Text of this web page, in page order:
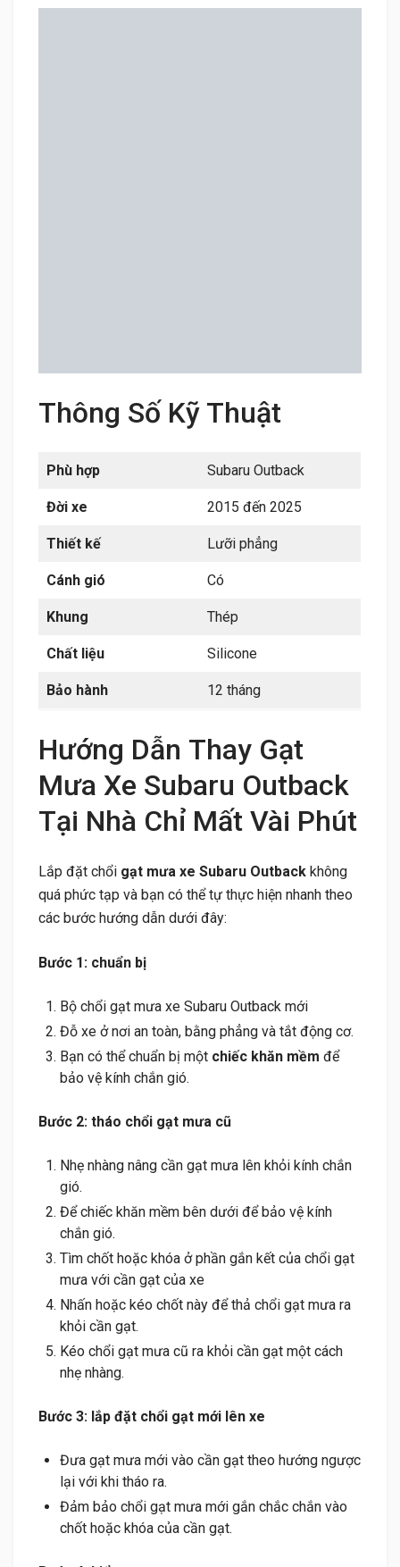
Thông Số Kỹ Thuật
Phù hợp Subaru Outback
Đời xe 2015 đến 2025
Thiết kế Lưỡi phẳng
Cánh gió Có
Khung Thép
Chất liệu Silicone
Bảo hành 12 tháng
Hướng Dẫn Thay Gạt
Mưa Xe Subaru Outback
Tại Nhà Chỉ Mất Vài Phút
Lắp đặt chổi gạt mưa xe Subaru Outback không
quá phức tạp và bạn có thể tự thực hiện nhanh theo
các bước hướng dẫn dưới đây:
Bước 1: chuẩn bị
Bộ chổi gạt mưa xe Subaru Outback mới
Đỗ xe ở nơi an toàn, bằng phẳng và tắt động cơ.
Bạn có thể chuẩn bị một chiếc khăn mềm để
bảo vệ kính chắn gió.
Bước 2: tháo chổi gạt mưa cũ
Nhẹ nhàng nâng cần gạt mưa lên khỏi kính chắn
gió.
Để chiếc khăn mềm bên dưới để bảo vệ kính
chắn gió.
Tìm chốt hoặc khóa ở phần gắn kết của chổi gạt
mưa với cần gạt của xe
Nhấn hoặc kéo chốt này để thả chổi gạt mưa ra
khỏi cần gạt.
Kéo chổi gạt mưa cũ ra khỏi cần gạt một cách
nhẹ nhàng.
Bước 3: lắp đặt chổi gạt mới lên xe
Đưa gạt mưa mới vào cần gạt theo hướng ngược
lại với khi tháo ra.
Đảm bảo chổi gạt mưa mới gắn chắc chắn vào
chốt hoặc khóa của cần gạt.